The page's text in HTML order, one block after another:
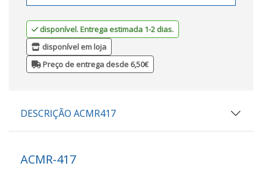
disponível. Entrega estimada 1-2 dias.
disponível em loja
Preço de entrega desde 6,50€
DESCRIÇÃO ACMR417
ACMR-417